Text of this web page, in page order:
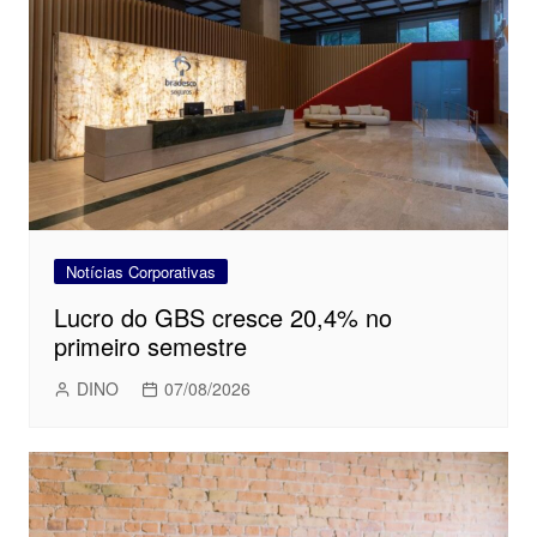
Notícias Corporativas
Lucro do GBS cresce 20,4% no
primeiro semestre
DINO 07/08/2026